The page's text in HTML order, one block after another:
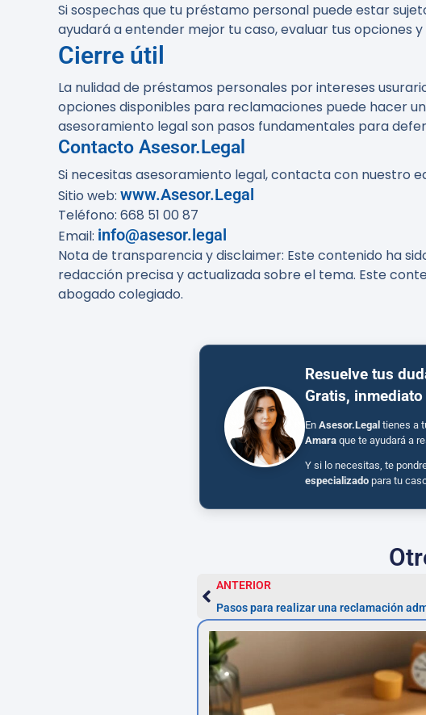
Si sospechas que tu préstamo personal puede estar
ayudará a entender mejor tu caso, evaluar tus opciones
Cierre útil
La nulidad de préstamos personales por intereses
opciones disponibles para reclamaciones puede hacer
asesoramiento legal son pasos fundamentales para
Contacto Asesor.Legal
Si necesitas asesoramiento legal, contacta con nuestro
Sitio web: www.Asesor.Legal
Teléfono: 668 51 00 87
Email: info@asesor.legal
Nota de transparencia y disclaimer: Este contenido ha
redacción precisa y actualizada sobre el tema. Este
abogado colegiado.
Resuelve tus
Gratis,
En Asesor.Legal tienes a
Amara que te ayudará a
Y si lo necesitas, te
especializado para tu
ANTERIOR